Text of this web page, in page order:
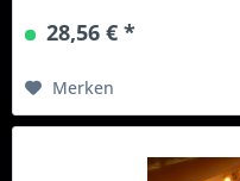
28,56 € *
Merken